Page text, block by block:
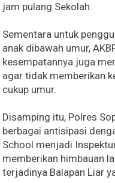
jam pulang Sekolah.
Sementara untuk
anak dibawah umur,
kesempatannya juga
agar tidak memberikan
cukup umur.
Disamping itu, Polres
berbagai antisipasi
School menjadi
memberikan himbauan
terjadinya Balapan Liar